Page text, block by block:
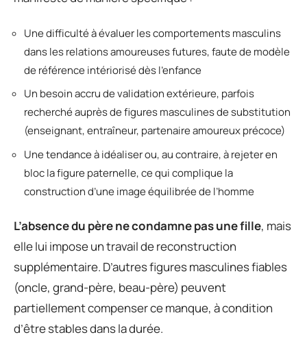
Une difficulté à évaluer les comportements masculins
dans les relations amoureuses futures, faute de modèle
de référence intériorisé dès l’enfance
Un besoin accru de validation extérieure, parfois
recherché auprès de figures masculines de substitution
(enseignant, entraîneur, partenaire amoureux précoce)
Une tendance à idéaliser ou, au contraire, à rejeter en
bloc la figure paternelle, ce qui complique la
construction d’une image équilibrée de l’homme
L’absence du père ne condamne pas une fille, mais
elle lui impose un travail de reconstruction
supplémentaire. D’autres figures masculines fiables
(oncle, grand-père, beau-père) peuvent
partiellement compenser ce manque, à condition
d’être stables dans la durée.